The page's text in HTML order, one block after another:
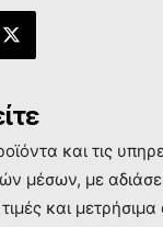
και τις
μέσων, με
και